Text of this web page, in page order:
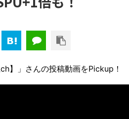
】」さんの投稿動画をPickup！